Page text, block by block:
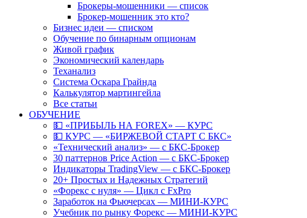
Брокеры-мошенники — список
Брокер-мошенник это кто?
Бизнес идеи — списком
Обучение по бинарным опционам
Живой график
Экономический календарь
Теханализ
Система Оскара Грайнда
Калькулятор мартингейла
Все статьи
ОБУЧЕНИЕ
💵 «ПРИБЫЛЬ НА FOREX» — КУРС
💵 КУРС — «БИРЖЕВОЙ СТАРТ С БКС»
«Технический анализ» — с БКС-Брокер
30 паттернов Price Action — с БКС-Брокер
Индикаторы TradingView — с БКС-Брокер
20+ Простых и Надежных Стратегий
«Форекс с нуля» — Цикл с FxPro
Заработок на Фьючерсах — МИНИ-КУРС
Учебник по рынку Форекс — МИНИ-КУРС